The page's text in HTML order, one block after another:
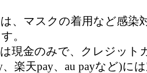
、マスクの着用など感染
。
現金のみで、クレジット
、楽天pay、au payなど)に